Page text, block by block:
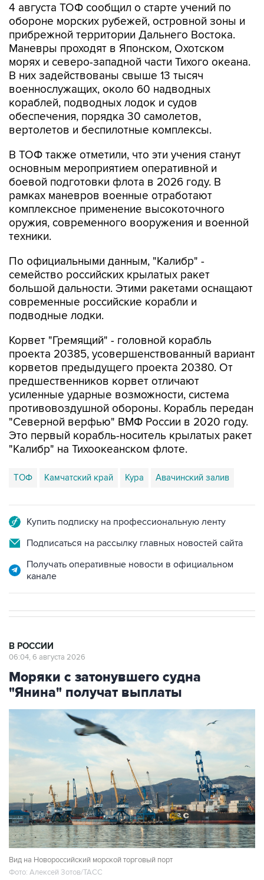
4 августа ТОФ сообщил о старте учений по
обороне морских рубежей, островной зоны и
прибрежной территории Дальнего Востока.
Маневры проходят в Японском, Охотском
морях и северо-западной части Тихого океана.
В них задействованы свыше 13 тысяч
военнослужащих, около 60 надводных
кораблей, подводных лодок и судов
обеспечения, порядка 30 самолетов,
вертолетов и беспилотные комплексы.
В ТОФ также отметили, что эти учения станут
основным мероприятием оперативной и
боевой подготовки флота в 2026 году. В
рамках маневров военные отработают
комплексное применение высокоточного
оружия, современного вооружения и военной
техники.
По официальными данным, "Калибр" -
семейство российских крылатых ракет
большой дальности. Этими ракетами оснащают
современные российские корабли и
подводные лодки.
Корвет "Гремящий" - головной корабль
проекта 20385, усовершенствованный вариант
корветов предыдущего проекта 20380. От
предшественников корвет отличают
усиленные ударные возможности, система
противовоздушной обороны. Корабль передан
"Северной верфью" ВМФ России в 2020 году.
Это первый корабль-носитель крылатых ракет
"Калибр" на Тихоокеанском флоте.
ТОФ Камчатский край Кура Авачинский залив
Купить подписку на профессиональную ленту
Подписаться на рассылку главных новостей сайта
Получать оперативные новости в официальном
канале
В РОССИИ
06:04, 6 августа 2026
Моряки с затонувшего судна
"Янина" получат выплаты
Вид на Новороссийский морской торговый порт
Фото: Алексей Зотов/ТАСС